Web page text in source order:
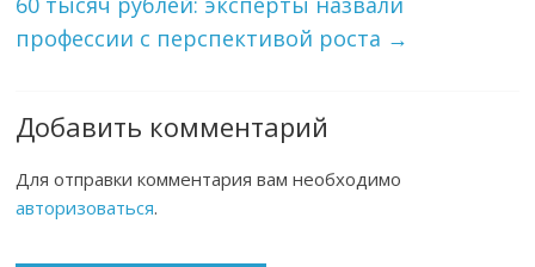
профессии с перспективой роста →
Добавить комментарий
Для отправки комментария вам необходимо
авторизоваться.